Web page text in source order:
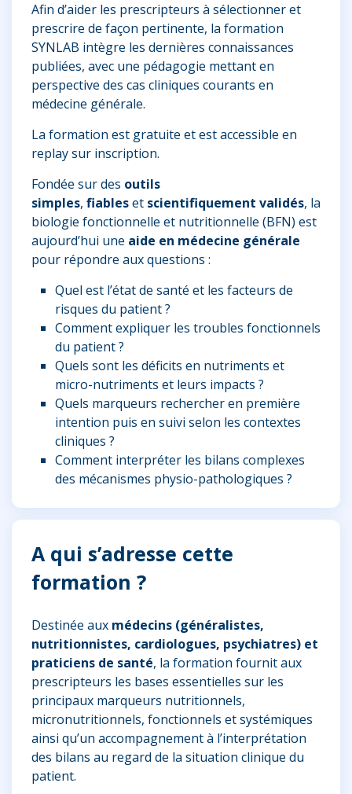
Afin d’aider les prescripteurs à sélectionner et
prescrire de façon pertinente, la formation
SYNLAB intègre les dernières connaissances
publiées, avec une pédagogie mettant en
perspective des cas cliniques courants en
médecine générale.
La formation est gratuite et est accessible en
replay sur inscription.
Fondée sur des outils
simples, fiableset scientifiquement validés, la
biologie fonctionnelle et nutritionnelle (BFN) est
aujourd’hui une aide en médecine générale
pour répondre aux questions :
Quel est l’état de santé et les facteurs de
risques du patient ?
Comment expliquer les troubles fonctionnels
du patient ?
Quels sont les déficits en nutriments et
micro-nutriments et leurs impacts ?
Quels marqueurs rechercher en première
intention puis en suivi selon les contextes
cliniques ?
Comment interpréter les bilans complexes
des mécanismes physio-pathologiques ?
A qui s’adresse cette
formation ?
Destinée aux médecins (généralistes,
nutritionnistes, cardiologues, psychiatres) et
praticiens de santé, la formation fournit aux
prescripteurs les bases essentielles sur les
principaux marqueurs nutritionnels,
micronutritionnels, fonctionnels et systémiques
ainsi qu’un accompagnement à l’interprétation
des bilans au regard de la situation clinique du
patient.